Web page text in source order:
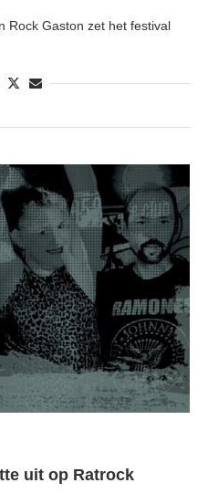
Rock Gaston zet het festival
uit op Ratrock